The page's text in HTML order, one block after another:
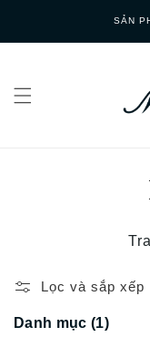
SẢN
Lọc và sắp xếp
Danh mục (1)